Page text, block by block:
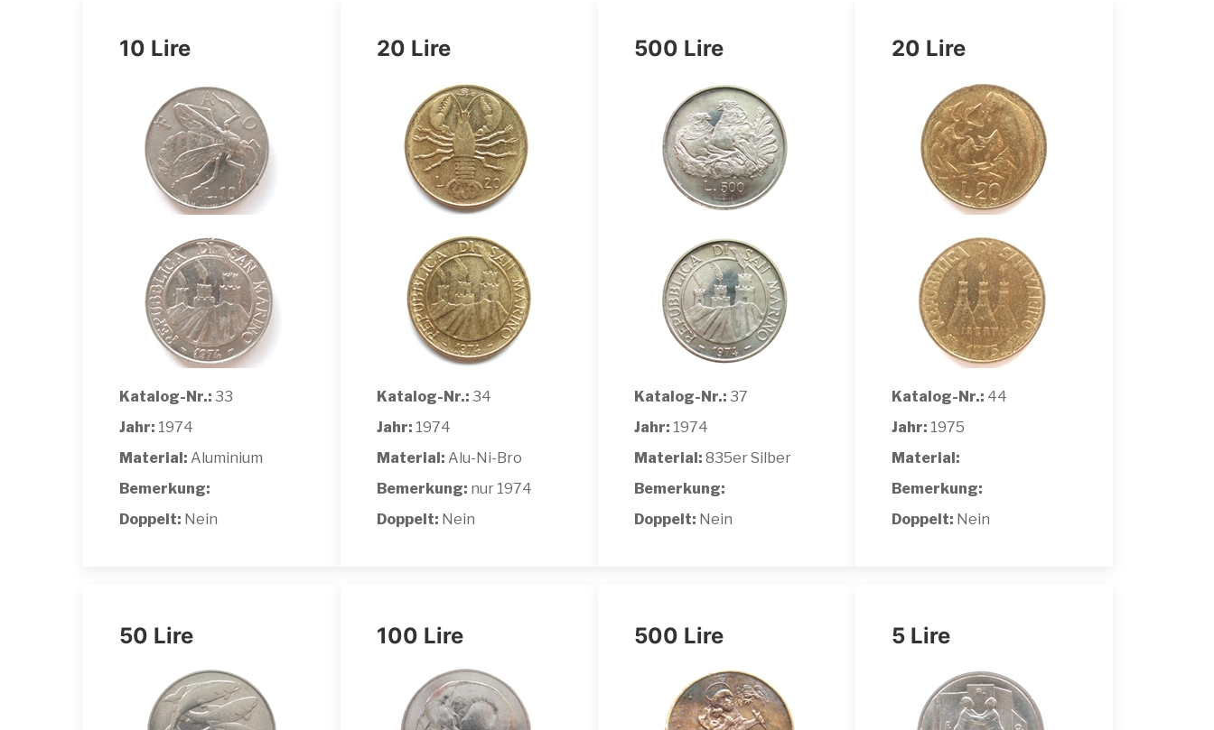
10 Lire
Katalog-Nr.: 33
Jahr: 1974
Material: Aluminium
Bemerkung:
Doppelt: Nein
20 Lire
Katalog-Nr.: 34
Jahr: 1974
Material: Alu-Ni-Bro
Bemerkung: nur 1974
Doppelt: Nein
500 Lire
Katalog-Nr.: 37
Jahr: 1974
Material: 835er Silber
Bemerkung:
Doppelt: Nein
20 Lire
Katalog-Nr.: 44
Jahr: 1975
Material:
Bemerkung:
Doppelt: Nein
50 Lire 100 Lire 500 Lire 5 Lire